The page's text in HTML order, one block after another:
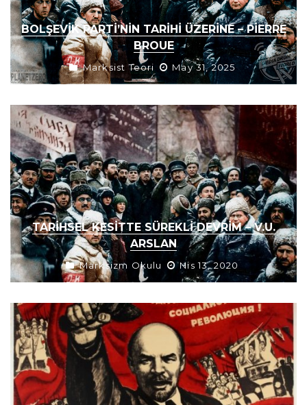
BOLŞEVIK PARTI’NIN TARIHI ÜZERINE – PIERRE
BROUE
Marksist Teori May 31, 2025
TARIHSEL KESITTE SÜREKLI DEVRIM – V.U.
ARSLAN
Marksizm Okulu Nis 13, 2020